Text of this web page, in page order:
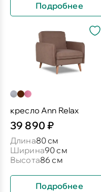
Подробнее
кресло Ann Relax
39 890 ₽
Длина80 см
Ширина90 см
Высота86 см
Подробнее